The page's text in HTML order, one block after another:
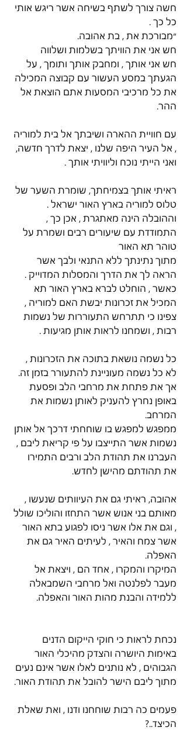
חשה צורך לשתף בשיחה אשר ריגש אותי
כל כך .
״מבורכת את , בת אהובה.
חש אני את הוויתך בשלמות ושלווה
חש אני אותך , ומחבק אותך ותומך , על
הגעתך במסע העשור עם קבוצה המכילה
את כל מרכיבי המסעות אתם הוצאת אל
ההר.
עם חוויית ההארה ושיבתך אל בית למוריה
, אל העיר היפה שלנו , יצאת לדרך חדשה,
ואני הייתי נוכח וליוויתי אותך .
ראיתי אותך בצמיחתך, שומרת השער של
טלוס למוריה בארץ האור ישראל .
וההובלה הינה מאתגרת , אכן כך ,
התמודדת עם שיעורים רבים ושמרת על
טוהר תא האור
מתוך נתינתך ללא התנאי ולבך אשר
הראה לך את הדרך והמסלות המדוייק .
כאשר , הוחלט לברא בארץ האור תא
המכיל את זכרונות יבשת האם למוריה ,
צפינו כי תתרחש התעוררות של נשמות
רבות , ושמחנו לראות אותן מגיעות .
כל נשמה נושאת בתוכה את הזכרונות ,
לא כל נשמה מעוניינת להתעורר בזמן זה.
אך את פתחת את מרחבי הלב ופסעת
באופן נחרץ להעניק לאותן נשמות את
המרחב.
ממפגש למפגש בו שוחחתי דרכך אל אותן
נשמות אשר התייצבו על פי קריאת ליבם ,
העברנו את תהודת הלב ורבים התמירו
את תהודתם מהישן לחדש.
אהובה, ראיתי גם את העיוותים שנעשו ,
מאותם בני אנוש אשר התחזו והוליכו שולל
, וגם את אלו אשר ניסו לפגוע בתא האור
אשר צמח והאיר , לעיתים האיר גם את
האפלה.
המיקרו והמקרו , אחד הם , ויצאת אל
מעבר לפלנטה ואל מרחבי השמבאלה
ללמידה והבנת מהות האור והאפלה.
נכחת לראות כי חוקי הייקום הדנים
באימות היושרה והצדק מהיכלי האור
הגבוהים , לא נותנים לאלו אשר אינם נעים
מתוך ליבם הישר להובל את תהודת האור.
פעמים כה רבות שוחחנו ודנו , ואת שאלת
הכיצד..?